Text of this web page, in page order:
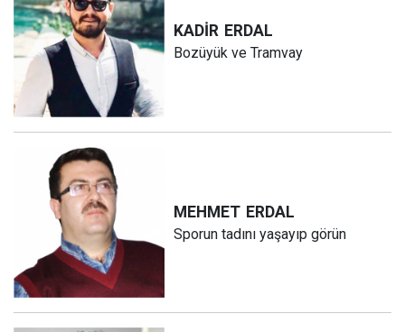
KADİR ERDAL
Bozüyük ve Tramvay
MEHMET ERDAL
Sporun tadını yaşayıp görün